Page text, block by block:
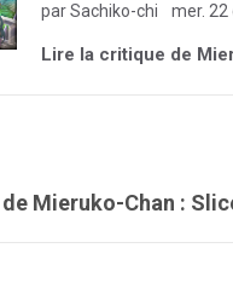
par Sachiko-chi mer. 22
Lire la critique de
Mieruko-Chan :